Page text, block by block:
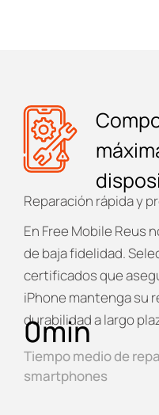
Reparación rápida y
En Free Mobile Reus
de baja fidelidad.
certificados que
iPhone mantenga su
durabilidad a largo
Tiempo medio de
smartphones
0min